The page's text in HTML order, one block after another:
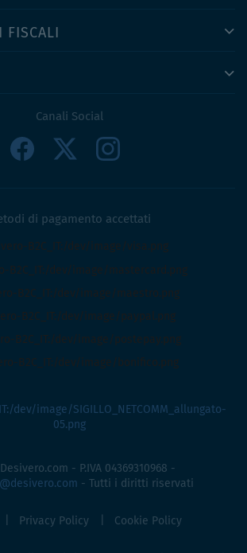
FISCALI
Canali Social
di pagamento accettati
- P.IVA 04369310968 -
- Tutti i diritti riservati
Privacy Policy Cookie Policy